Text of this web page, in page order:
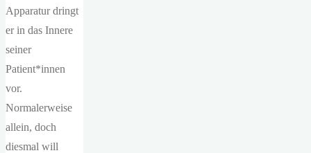
Apparatur dringt
er in das Innere
seiner
Patient*innen
vor.
Normalerweise
allein, doch
diesmal will